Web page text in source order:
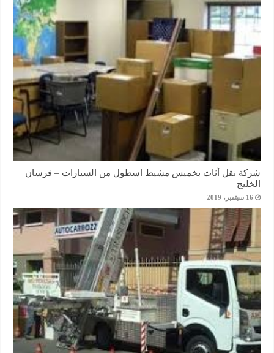
شركة نقل أثاث بخميس مشيط اسطول من السيارات – فرسان
الخليج
16 سبتمبر، 2019